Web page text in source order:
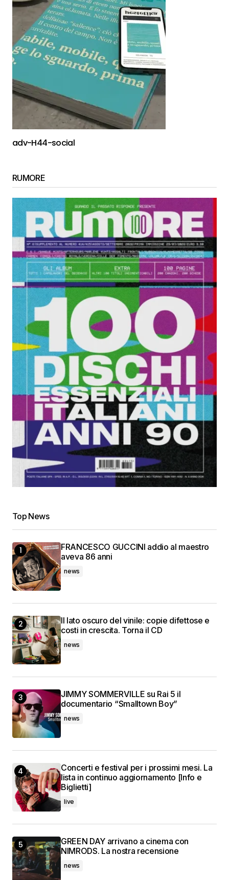
adv-H44-social
RUMORE
Top News
FRANCESCO GUCCINI addio al maestro
aveva 86 anni
news
Il lato oscuro del vinile: copie difettose e
costi in crescita. Torna il CD
news
JIMMY SOMMERVILLE su Rai 5 il
documentario “Smalltown Boy”
news
Concerti e festival per i prossimi mesi. La
lista in continuo aggiornamento [Info e
Biglietti]
live
GREEN DAY arrivano a cinema con
NIMRODS. La nostra recensione
news